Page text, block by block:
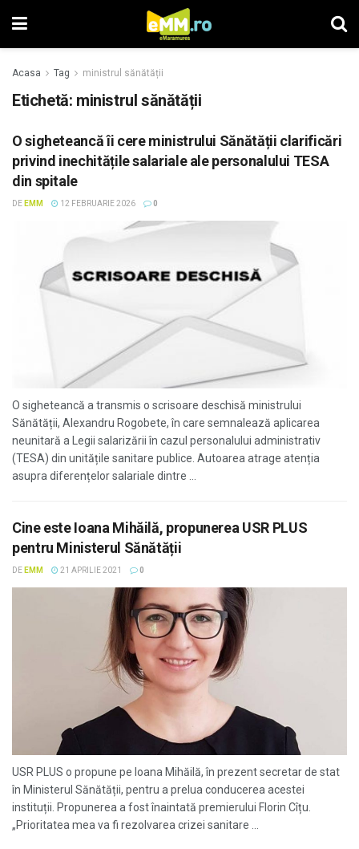
Acasa Tag ministrul sănătății
Etichetă: ministrul sănătății
O sigheteancă îi cere ministrului Sănătății clarificări
privind inechitățile salariale ale personalului TESA
din spitale
DE EMM 12 FEBRUARIE 2026 0
O sigheteancă a transmis o scrisoare deschisă ministrului
Sănătății, Alexandru Rogobete, în care semnalează aplicarea
neunitară a Legii salarizării în cazul personalului administrativ
(TESA) din unitățile sanitare publice. Autoarea atrage atenția
asupra diferențelor salariale dintre ...
Cine este Ioana Mihăilă, propunerea USR PLUS
pentru Ministerul Sănătății
DE EMM 21 APRILIE 2021 0
USR PLUS o propune pe Ioana Mihăilă, în prezent secretar de stat
în Ministerul Sănătății, pentru a prelua conducerea acestei
instituții. Propunerea a fost înaintată premierului Florin Cîțu.
„Prioritatea mea va fi rezolvarea crizei sanitare ...